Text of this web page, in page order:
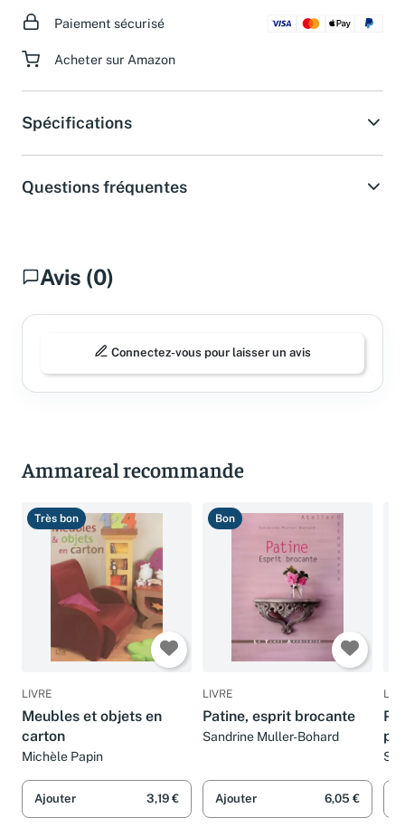
Paiement sécurisé
Acheter sur Amazon
Spécifications
Questions fréquentes
Avis (0)
Connectez-vous pour laisser un avis
Ammareal recommande
Très bon
LIVRE
Meubles et objets en
carton
Michèle Papin
Ajouter 3,19 €
Bon
LIVRE
Patine, esprit brocante
Sandrine Muller-Bohard
Ajouter 6,05 €